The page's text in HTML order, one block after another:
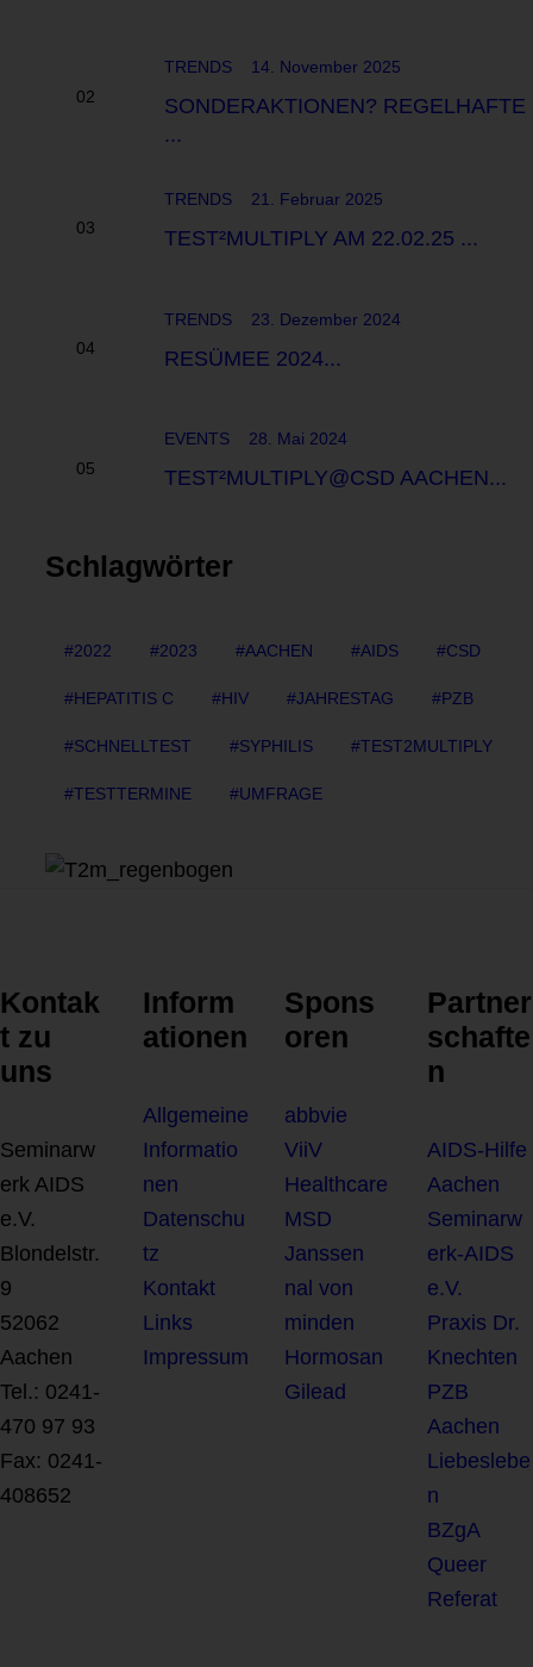
TRENDS 14. November 2025
SONDERAKTIONEN? REGELHAFTE
...
TRENDS 21. Februar 2025
TEST²MULTIPLY AM 22.02.25 ...
TRENDS 23. Dezember 2024
RESÜMEE 2024...
EVENTS 28. Mai 2024
TEST²MULTIPLY@CSD AACHEN...
Schlagwörter
2022 2023 AACHEN AIDS CSD
HEPATITIS C HIV JAHRESTAG PZB
SCHNELLTEST SYPHILIS TEST2MULTIPLY
TESTTERMINE UMFRAGE
Kontak
t zu
uns
Seminarw
erk AIDS
e.V.
Blondelstr.
9
52062
Aachen
Tel.: 0241-
470 97 93
Fax: 0241-
408652
Inform
ationen
Allgemeine
Informatio
nen
Datenschu
tz
Kontakt
Links
Impressum
Spons
oren
abbvie
ViiV
Healthcare
MSD
Janssen
nal von
minden
Hormosan
Gilead
Partner
schafte
n
AIDS-Hilfe
Aachen
Seminarw
erk-AIDS
e.V.
Praxis Dr.
Knechten
PZB
Aachen
Liebeslebe
n
BZgA
Queer
Referat